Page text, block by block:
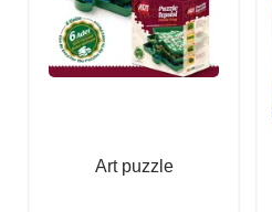
Art puzzle